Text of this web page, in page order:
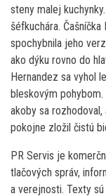
steny malej
šéfkuchára.
spochybnila jeho
ako dýku rovno do
Hernandez sa vyhol
bleskovým
akoby sa
pokojne zložil čistú
PR Servis je
tlačových správ,
a verejnosti. Texty